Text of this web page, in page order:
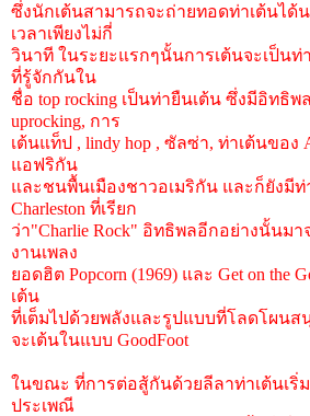
ซึ่งนักเต้นสามารถจะถ่ายทอดท่าเต้นได้
เวลาเพียงไม่กี่
วินาที ในระยะแรกๆนั้นการเต้นจะเป็นท่
ที่รู้จักกันใน
ชื่อ top rocking เป็นท่ายืนเต้น ซึ่งมีอิทธิพ
uprocking, การ
เต้นแท็ป , lindy hop , ซัลซ่า, ท่าเต้นของ
แอฟริกัน
และชนพื้นเมืองชาวอเมริกัน และก็ยังมี
Charleston ที่เรียก
ว่า"Charlie Rock" อิทธิพลอีกอย่างนั้นมา
งานเพลง
ยอดฮิต Popcorn (1969) และ Get on the
เต้น
ที่เต็มไปด้วยพลังและรูปแบบที่โลดโผนส
จะเต้นในแบบ GoodFoot
ในขณะ ที่การต่อสู้กันด้วยลีลาท่าเต้นเริ่
ประเพณี